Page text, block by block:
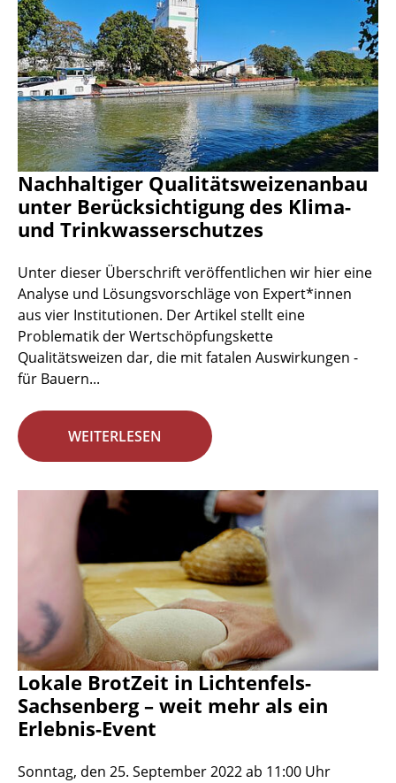
Nachhaltiger Qualitätsweizenanbau
unter Berücksichtigung des Klima-
und Trinkwasserschutzes
Unter dieser Überschrift veröffentlichen wir hier eine
Analyse und Lösungsvorschläge von Expert*innen
aus vier Institutionen. Der Artikel stellt eine
Problematik der Wertschöpfungskette
Qualitätsweizen dar, die mit fatalen Auswirkungen -
für Bauern...
WEITERLESEN
Lokale BrotZeit in Lichtenfels-
Sachsenberg – weit mehr als ein
Erlebnis-Event
Sonntag, den 25. September 2022 ab 11:00 Uhr